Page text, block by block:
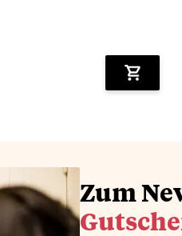
Zum
Zum